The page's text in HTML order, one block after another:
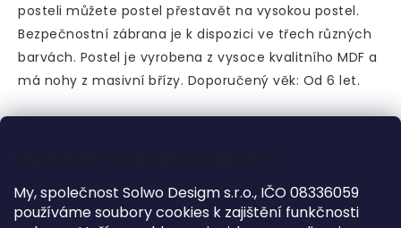
Nastavení ochrany soukromí
My, společnost Solwo Desigm s.r.o., IČO 08336059
používáme soubory cookies k zajištění funkčnosti
posteli můžete postel přestavět na vysokou postel.
Bezpečnostní zábrana je k dispozici ve třech různých
barvách. Postel je vyrobena z vysoce kvalitního MDF a
má nohy z masivní břízy. Doporučený věk: Od 6 let.
Kategorie:
Zvýšená lůžka 90 - 120 cm
Záruka:
2 roky